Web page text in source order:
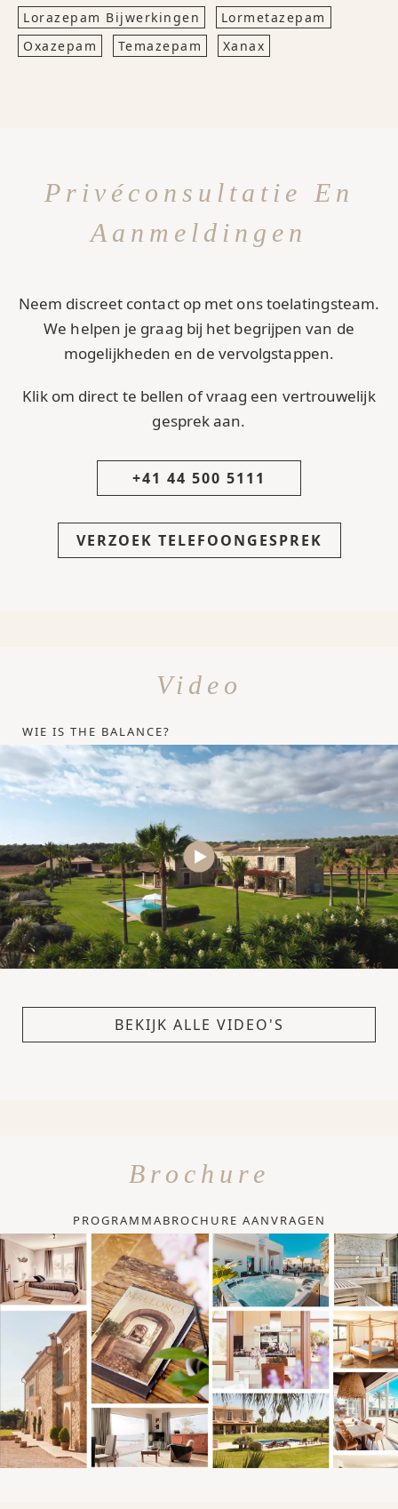
Lorazepam Bijwerkingen
Lormetazepam
Oxazepam
Temazepam Xanax
Privéconsultatie En
Aanmeldingen
Neem discreet contact op met ons toelatingsteam.
We helpen je graag bij het begrijpen van de
mogelijkheden en de vervolgstappen.
Klik om direct te bellen of vraag een vertrouwelijk
gesprek aan.
+41 44 500 5111
VERZOEK TELEFOONGESPREK
Video
WIE IS THE BALANCE?
BEKIJK ALLE VIDEO'S
Brochure
PROGRAMMABROCHURE AANVRAGEN